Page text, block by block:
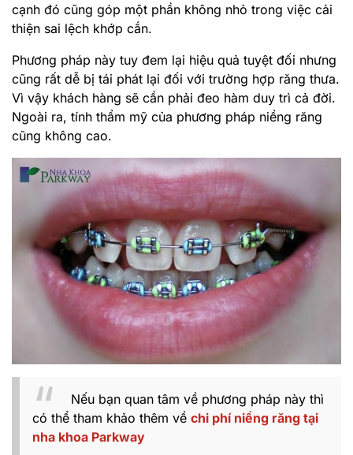
cạnh đó cũng góp một phần không nhỏ trong việc cải
thiện sai lệch khớp cắn.
Phương pháp này tuy đem lại hiệu quả tuyệt đối nhưng
cũng rất dễ bị tái phát lại đối với trường hợp răng thưa.
Vì vậy khách hàng sẽ cần phải đeo hàm duy trì cả đời.
Ngoài ra, tính thẩm mỹ của phương pháp niềng răng
cũng không cao.
Nếu bạn quan tâm về phương pháp này thì
có thể tham khảo thêm về chi phí niềng răng tại
nha khoa Parkway